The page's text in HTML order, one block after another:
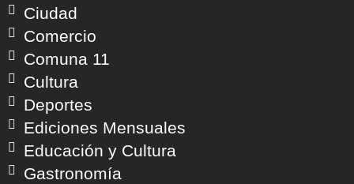
Ciudad
Comercio
Comuna 11
Cultura
Deportes
Ediciones Mensuales
Educación y Cultura
Gastronomía